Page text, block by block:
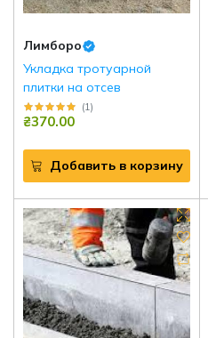
Лимборо
Укладка тротуарной
плитки на отсев
(1)
₴370.00
Добавить в корзину